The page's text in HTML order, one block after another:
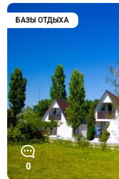
БАЗЫ ОТДЫХА
0